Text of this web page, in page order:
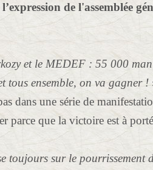
de l'assemblée
et le MEDEF : 55 000
tous ensemble, on va gagner !
dans une série de
parce que la victoire est à
toujours sur le pourrissement